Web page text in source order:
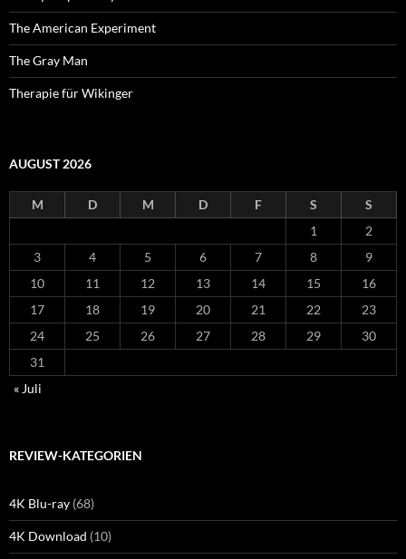
The American Experiment
The Gray Man
Therapie für Wikinger
AUGUST 2026
M D M D F S
S
1
2
3
4 5 6 7 8
9
10
11 12 13 14 15
16
17
18 19 20 21 22
23
24
25 26 27 28 29
30
31
« Juli
REVIEW-KATEGORIEN
4K Blu-ray (68)
4K Download (10)